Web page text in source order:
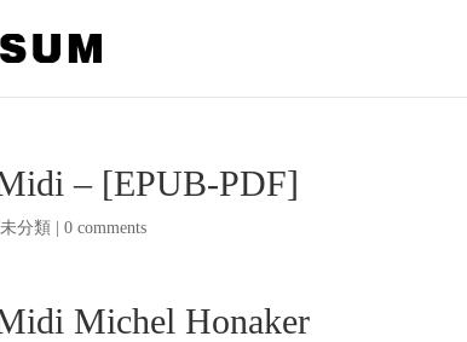
– [EPUB-PDF]
未分類 |0 comments
Michel Honaker